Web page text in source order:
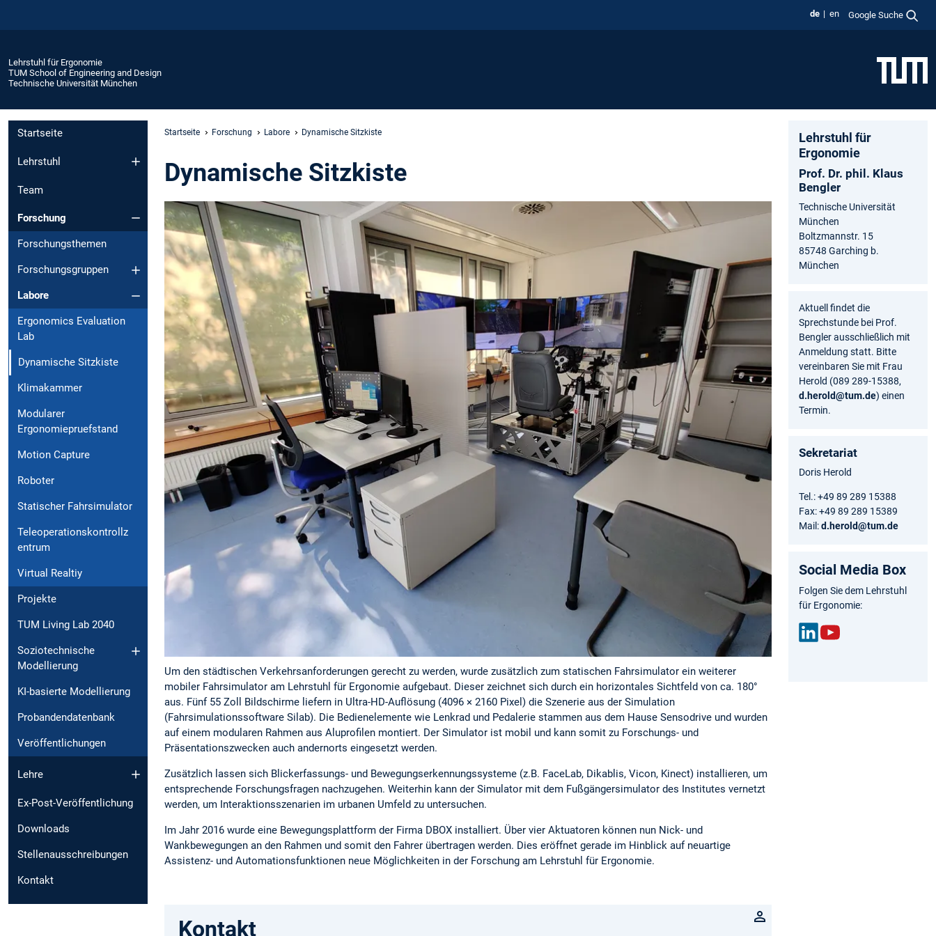
de en Google Suche
Lehrstuhl für Ergonomie
TUM School of Engineering and Design
Technische Universität München
Startseite
Lehrstuhl
Team
Forschung
Forschungsthemen
Forschungsgruppen
Labore
Ergonomics Evaluation
Lab
Dynamische Sitzkiste
Klimakammer
Modularer
Ergonomiepruefstand
Motion Capture
Roboter
Statischer Fahrsimulator
Teleoperationskontrollz
entrum
Virtual Realtiy
Projekte
TUM Living Lab 2040
Soziotechnische
Modellierung
KI-basierte Modellierung
Probandendatenbank
Veröffentlichungen
Lehre
Ex-Post-Veröffentlichung
Downloads
Stellenausschreibungen
Kontakt
Startseite Forschung Labore Dynamische Sitzkiste
Dynamische Sitzkiste
Um den städtischen Verkehrsanforderungen gerecht zu werden, wurde zusätzlich zum statischen Fahrsimulator ein weiterer
mobiler Fahrsimulator am Lehrstuhl für Ergonomie aufgebaut. Dieser zeichnet sich durch ein horizontales Sichtfeld von ca. 180°
aus. Fünf 55 Zoll Bildschirme liefern in Ultra-HD-Auflösung (4096 × 2160 Pixel) die Szenerie aus der Simulation
(Fahrsimulationssoftware Silab). Die Bedienelemente wie Lenkrad und Pedalerie stammen aus dem Hause Sensodrive und wurden
auf einem modularen Rahmen aus Aluprofilen montiert. Der Simulator ist mobil und kann somit zu Forschungs- und
Präsentationszwecken auch andernorts eingesetzt werden.
Zusätzlich lassen sich Blickerfassungs- und Bewegungserkennungssysteme (z.B. FaceLab, Dikablis, Vicon, Kinect) installieren, um
entsprechende Forschungsfragen nachzugehen. Weiterhin kann der Simulator mit dem Fußgängersimulator des Institutes vernetzt
werden, um Interaktionsszenarien im urbanen Umfeld zu untersuchen.
Im Jahr 2016 wurde eine Bewegungsplattform der Firma DBOX installiert. Über vier Aktuatoren können nun Nick- und
Wankbewegungen an den Rahmen und somit den Fahrer übertragen werden. Dies eröffnet gerade im Hinblick auf neuartige
Assistenz- und Automationsfunktionen neue Möglichkeiten in der Forschung am Lehrstuhl für Ergonomie.
Kontakt
Lehrstuhl für
Ergonomie
Prof. Dr. phil. Klaus
Bengler
Technische Universität
München
Boltzmannstr. 15
85748 Garching b.
München
Aktuell findet die
Sprechstunde bei Prof.
Bengler ausschließlich mit
Anmeldung statt. Bitte
vereinbaren Sie mit Frau
Herold (089 289-15388,
d.herold@tum.de) einen
Termin.
Sekretariat
Doris Herold
Tel.: +49 89 289 15388
Fax: +49 89 289 15389
Mail:d.herold@tum.de
Social Media Box
Folgen Sie dem Lehrstuhl
für Ergonomie: